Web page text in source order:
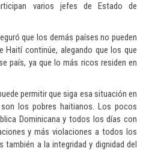
varios jefes de Estado de
que los demás países no pueden
Haití continúe, alegando que los que
país, ya que lo más ricos residen en
permitir que siga esa situación en
los pobres haitianos. Los pocos
Dominicana y todos los días con
y más violaciones a todos los
a la integridad y dignidad del